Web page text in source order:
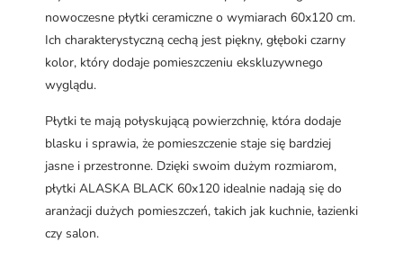
nowoczesne płytki ceramiczne o wymiarach 60x120 cm.
Ich charakterystyczną cechą jest piękny, głęboki czarny
kolor, który dodaje pomieszczeniu ekskluzywnego
wyglądu.
Płytki te mają połyskującą powierzchnię, która dodaje
blasku i sprawia, że pomieszczenie staje się bardziej
jasne i przestronne. Dzięki swoim dużym rozmiarom,
płytki ALASKA BLACK 60x120 idealnie nadają się do
aranżacji dużych pomieszczeń, takich jak kuchnie, łazienki
czy salon.